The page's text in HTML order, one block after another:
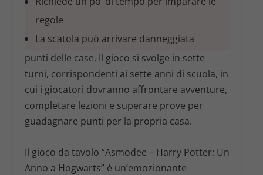
regole
La scatola può arrivare danneggiata
punti delle case. Il gioco si svolge in sette
turni, corrispondenti ai sette anni di scuola, in
cui i giocatori dovranno affrontare avventure,
completare lezioni e superare prove per
guadagnare punti per la propria casa.
Il gioco da tavolo “Asmodee – Harry Potter: Un
Anno a Hogwarts” è un’emozionante